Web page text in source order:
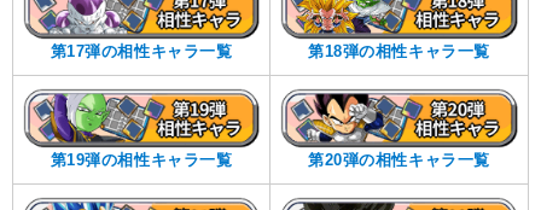
第17弾の相性キャラ一覧 第18弾の相性キャラ一覧
第19弾の相性キャラ一覧 第20弾の相性キャラ一覧